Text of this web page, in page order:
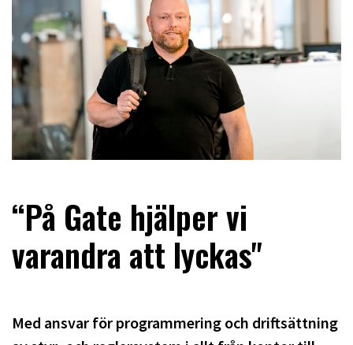
“På Gate hjälper vi
varandra att lyckas"
Med ansvar för programmering och driftsättning